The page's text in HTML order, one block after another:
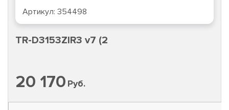
Артикул: 354498
TR-D3153ZIR3 v7 (2
20 170 Руб.